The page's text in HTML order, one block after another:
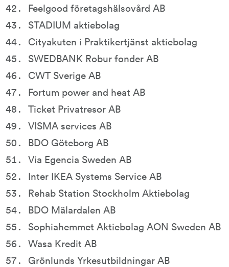
Feelgood företagshälsovård AB
STADIUM aktiebolag
Cityakuten i Praktikertjänst aktiebolag
SWEDBANK Robur fonder AB
CWT Sverige AB
Fortum power and heat AB
Ticket Privatresor AB
VISMA services AB
BDO Göteborg AB
Via Egencia Sweden AB
Inter IKEA Systems Service AB
Rehab Station Stockholm Aktiebolag
BDO Mälardalen AB
Sophiahemmet Aktiebolag AON Sweden AB
Wasa Kredit AB
Grönlunds Yrkesutbildningar AB